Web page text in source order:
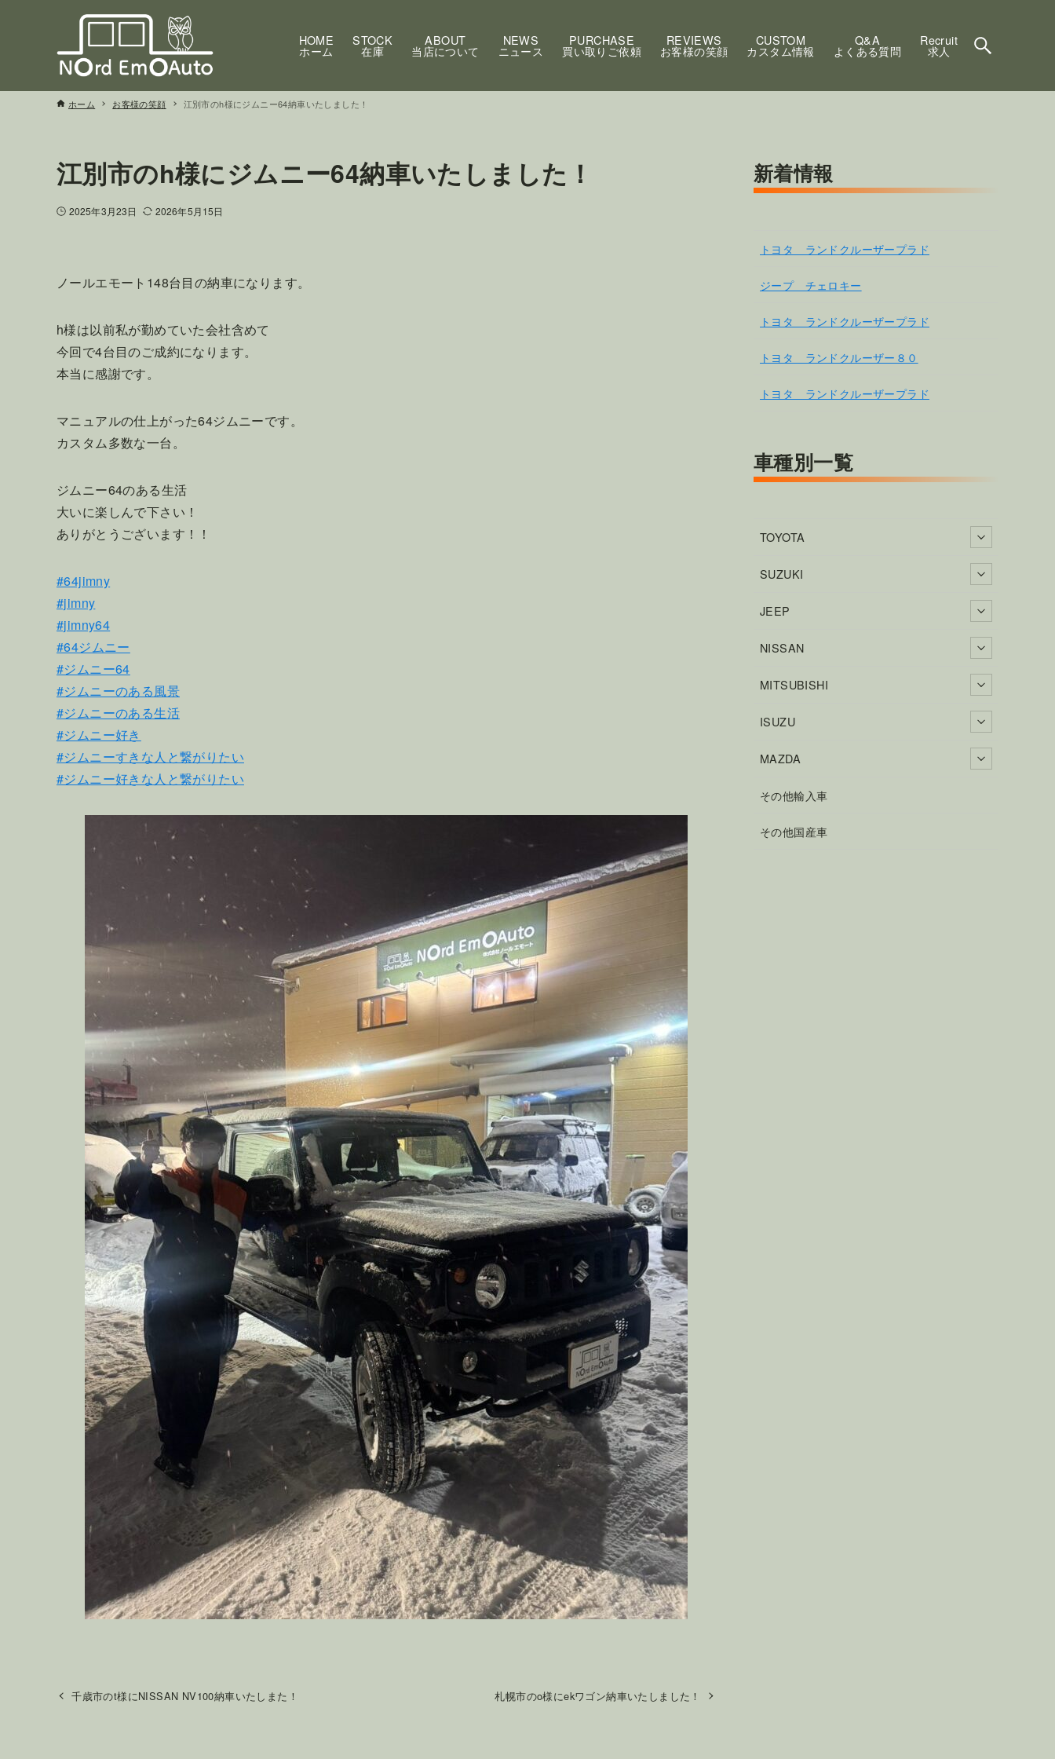
HOME
ホーム
STOCK
在庫
ABOUT
当店について
NEWS
ニュース
PURCHASE
買い取りご依頼
REVIEWS
お客様の笑顔
CUSTOM
カスタム情報
Q&A
よくある質問
Recruit
求人
ホーム お客様の笑顔 江別市のh様にジムニー64納車いたしました！
江別市のh様にジムニー64納車いたしました！
2025年3月23日 2026年5月15日
ノールエモート148台目の納車になります。
h様は以前私が勤めていた会社含めて
今回で4台目のご成約になります。
本当に感謝です。
マニュアルの仕上がった64ジムニーです。
カスタム多数な一台。
ジムニー64のある生活
大いに楽しんで下さい！
ありがとうございます！！
#64jimny
#jimny
#jimny64
#64ジムニー
#ジムニー64
#ジムニーのある風景
#ジムニーのある生活
#ジムニー好き
#ジムニーすきな人と繋がりたい
#ジムニー好きな人と繋がりたい
千歳市のt様にNISSAN NV100納車いたしまた！ 札幌市のo様にekワゴン納車いたしました！
新着情報
トヨタ ランドクルーザープラド
ジープ チェロキー
トヨタ ランドクルーザープラド
トヨタ ランドクルーザー８０
トヨタ ランドクルーザープラド
車種別一覧
TOYOTA
SUZUKI
JEEP
NISSAN
MITSUBISHI
ISUZU
MAZDA
その他輸入車
その他国産車